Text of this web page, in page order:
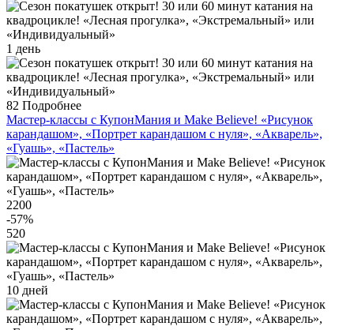
1 день
82 Подробнее
Мастер-классы с КупонМания и Make Believe! «Рисунок
карандашом», «Портрет карандашом с нуля», «Акварель»,
«Гуашь», «Пастель»
2200
-57%
520
10 дней